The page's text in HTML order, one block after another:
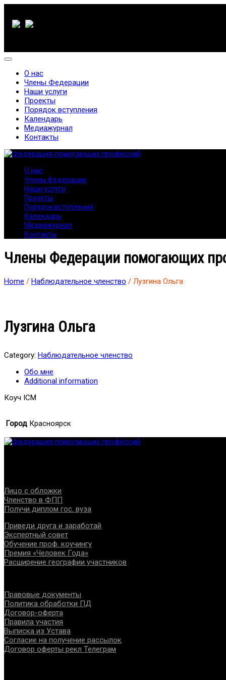
О нас
Члены Федерации
Наши услуги
Проекты
Порядок вступления
Календарь
Медиажурнал
Контакты
О нас
Члены Федерации
Наши услуги
Проекты
Порядок вступления
Календарь
Медиажурнал
Контакты
Члены Федерации помогающих
Home / Наблюдательное членство / Лузгина Ольга
Лузгина Ольга
Category: Наблюдательное членство
Обо мне
Additional information
Коуч ICM
Город Красноярск
Лицо с обложки
Членство в ФПП
Получи диплом гос. вуза
Приведи друга и заработай
Экспертный совет
Обучение проф. коучингу
Премия «Человек Года»
Расширение географии участников
Правовые документы
Политика обработки ПД
Договор-оферта
Правила участия
Выписка из Устава
Согласие на получение рассылок
Договор оферты рекл Телеграм